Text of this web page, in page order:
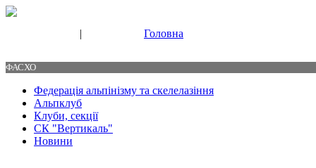
| Головна
ФАСХО
Федерація альпінізму та скелелазіння
Альпклуб
Клуби, секції
СК "Вертикаль"
Новини